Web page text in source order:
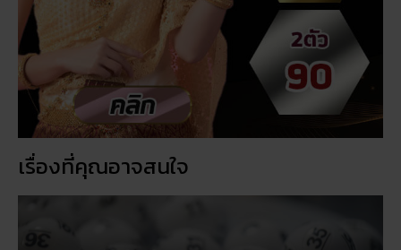
เรื่องที่คุณอาจสนใจ